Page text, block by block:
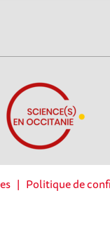
| Politique de